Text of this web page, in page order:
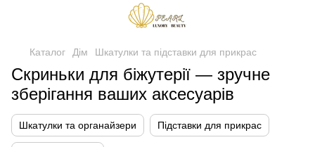
Каталог Дім Шкатулки та підставки для прикрас
Скриньки для біжутерії — зручне
зберігання ваших аксесуарів
Шкатулки та органайзери Підставки для прикрас